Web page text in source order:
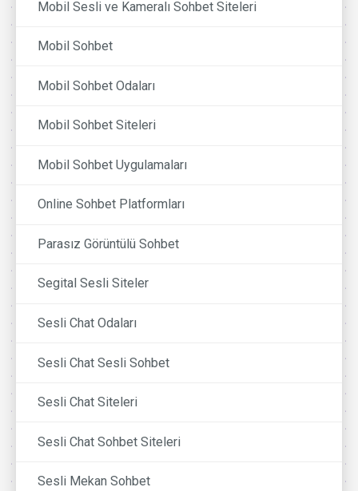
Mobil Sesli ve Kameralı Sohbet Siteleri
Mobil Sohbet
Mobil Sohbet Odaları
Mobil Sohbet Siteleri
Mobil Sohbet Uygulamaları
Online Sohbet Platformları
Parasız Görüntülü Sohbet
Segital Sesli Siteler
Sesli Chat Odaları
Sesli Chat Sesli Sohbet
Sesli Chat Siteleri
Sesli Chat Sohbet Siteleri
Sesli Mekan Sohbet